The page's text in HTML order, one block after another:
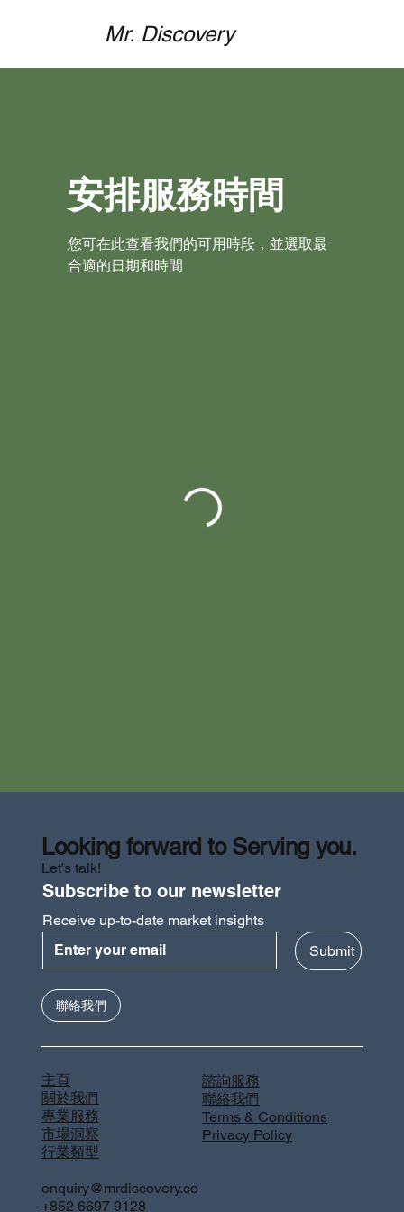
Mr. Discovery
安排服務時間
您可在此查看我們的可用時段，並選取最
合適的日期和時間
Looking forward to Serving you.
Let's talk!
Subscribe to our newsletter
Receive up-to-date market insights
Submit
聯絡我們
enquiry@mrdiscovery.co
+852 6697 9128
主頁
關於我們
專業服務
市場洞察
行業類型
諮詢服務
聯絡我們
Terms & Conditions
Privacy Policy